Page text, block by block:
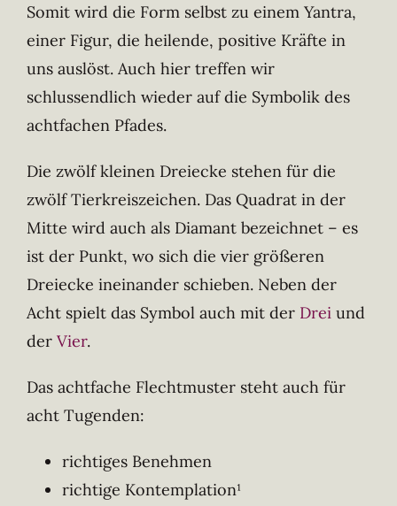
Somit wird die Form selbst zu einem Yantra,
einer Figur, die heilende, positive Kräfte in
uns auslöst. Auch hier treffen wir
schlussendlich wieder auf die Symbolik des
achtfachen Pfades.
Die zwölf kleinen Dreiecke stehen für die
zwölf Tierkreiszeichen. Das Quadrat in der
Mitte wird auch als Diamant bezeichnet – es
ist der Punkt, wo sich die vier größeren
Dreiecke ineinander schieben. Neben der
Acht spielt das Symbol auch mit der Drei und
der Vier.
Das achtfache Flechtmuster steht auch für
acht Tugenden:
richtiges Benehmen
richtige Kontemplation¹